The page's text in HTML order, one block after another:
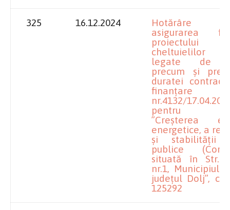
325 16.12.2024
Hotărâre
asigurarea
cheltuielilor
legate de
precum și
duratei
finanțare
nr.4132/
pentru
”Creșterea
energetice, a
și stabilității
publice
situată în Str.
nr.1, Municipiul
județul Dolj”,
125292